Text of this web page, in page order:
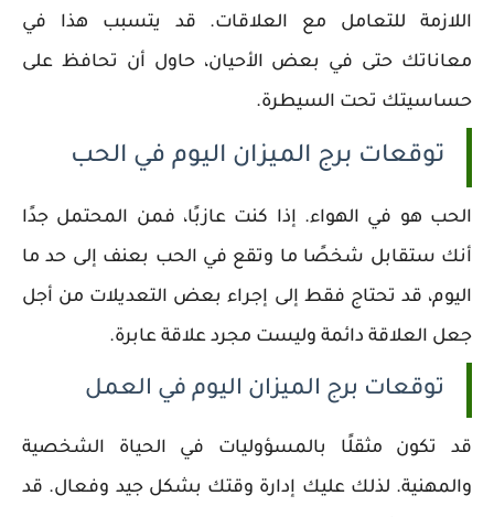
اللازمة للتعامل مع العلاقات. قد يتسبب هذا في
معاناتك حتى في بعض الأحيان، حاول أن تحافظ على
حساسيتك تحت السيطرة.
توقعات برج الميزان اليوم في الحب
الحب هو في الهواء. إذا كنت عازبًا، فمن المحتمل جدًا
أنك ستقابل شخصًا ما وتقع في الحب بعنف إلى حد ما
اليوم، قد تحتاج فقط إلى إجراء بعض التعديلات من أجل
جعل العلاقة دائمة وليست مجرد علاقة عابرة.
توقعات برج الميزان اليوم في العمل
قد تكون مثقلًا بالمسؤوليات في الحياة الشخصية
والمهنية. لذلك عليك إدارة وقتك بشكل جيد وفعال. قد